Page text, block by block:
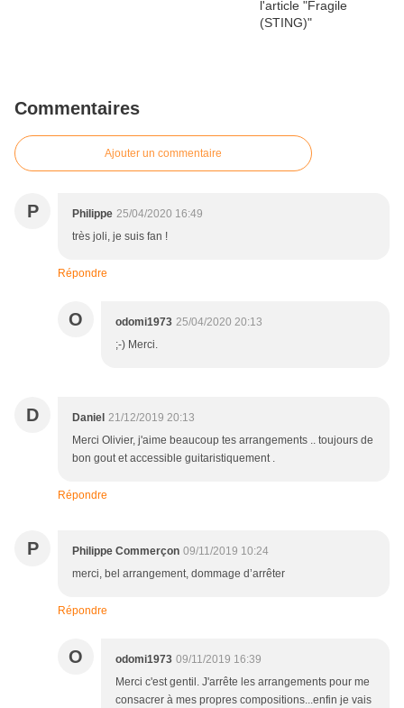
Commentaires
Ajouter un commentaire
P Philippe 25/04/2020 16:49
très joli, je suis fan !
Répondre
O odomi1973 25/04/2020 20:13
;-) Merci.
D Daniel 21/12/2019 20:13
Merci Olivier, j'aime beaucoup tes arrangements .. toujours de
bon gout et accessible guitaristiquement .
Répondre
P Philippe Commerçon 09/11/2019 10:24
merci, bel arrangement, dommage d’arrêter
Répondre
O odomi1973 09/11/2019 16:39
Merci c'est gentil. J'arrête les arrangements pour me
consacrer à mes propres compositions...enfin je vais